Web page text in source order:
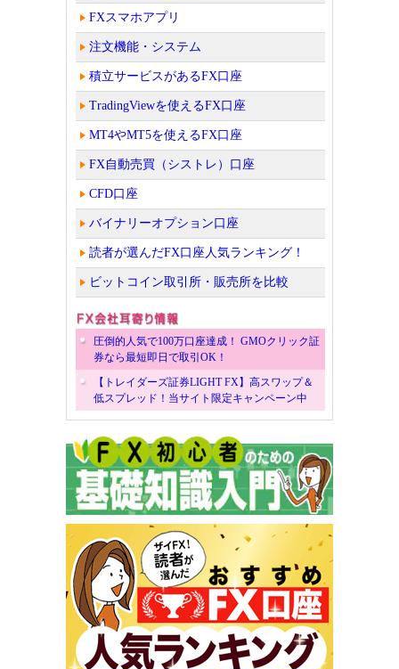
FXスマホアプリ
注文機能・システム
積立サービスがあるFX口座
TradingViewを使えるFX口座
MT4やMT5を使えるFX口座
FX自動売買（シストレ）口座
CFD口座
バイナリーオプション口座
読者が選んだFX口座人気ランキング！
ビットコイン取引所・販売所を比較
圧倒的人気で100万口座達成！ GMOクリック証
券なら最短即日で取引OK！
【トレイダーズ証券LIGHT FX】高スワップ＆
低スプレッド！当サイト限定キャンペーン中